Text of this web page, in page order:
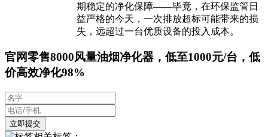
期稳定的净化保障——毕竟，在环保监管日
益严格的今天，一次排放超标可能带来的损
失，远超过一台优质设备的投入成本。
官网零售8000风量油烟净化器，低至1000元/台，低
价高效净化98%